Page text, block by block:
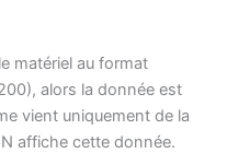
matériel au format
alors la donnée est
vient uniquement de la
affiche cette donnée.